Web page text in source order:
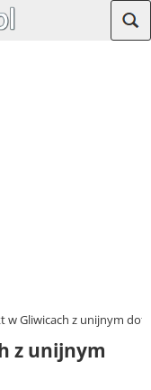
w Gliwicach z unijnym
z unijnym